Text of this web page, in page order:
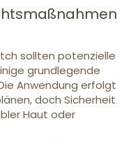
sollten potenzielle
grundlegende
Anwendung erfolgt
doch Sicherheit
Haut oder